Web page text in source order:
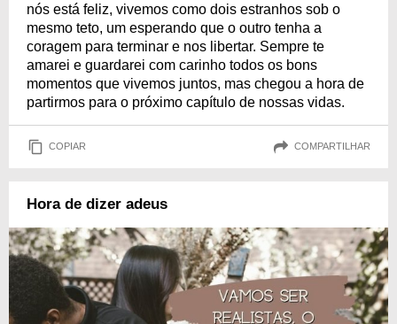
nós está feliz, vivemos como dois estranhos sob o
mesmo teto, um esperando que o outro tenha a
coragem para terminar e nos libertar. Sempre te
amarei e guardarei com carinho todos os bons
momentos que vivemos juntos, mas chegou a hora de
partirmos para o próximo capítulo de nossas vidas.
COPIAR COMPARTILHAR
Hora de dizer adeus